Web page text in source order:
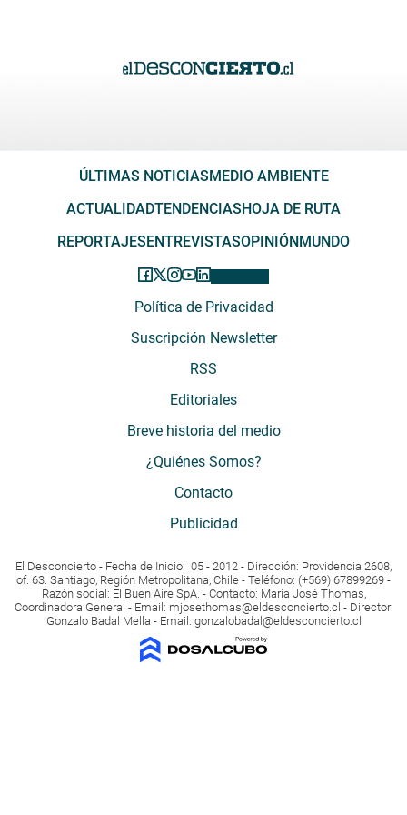
ÚLTIMAS NOTICIASMEDIO AMBIENTE
ACTUALIDADTENDENCIASHOJA DE RUTA
REPORTAJESENTREVISTASOPINIÓNMUNDO
Política de Privacidad
Suscripción Newsletter
RSS
Editoriales
Breve historia del medio
¿Quiénes Somos?
Contacto
Publicidad
El Desconcierto - Fecha de Inicio: 05 - 2012 - Dirección: Providencia 2608,
of. 63. Santiago, Región Metropolitana, Chile - Teléfono: (+569) 67899269 -
Razón social: El Buen Aire SpA. - Contacto: María José Thomas,
Coordinadora General - Email: mjosethomas@eldesconcierto.cl - Director:
Gonzalo Badal Mella - Email: gonzalobadal@eldesconcierto.cl